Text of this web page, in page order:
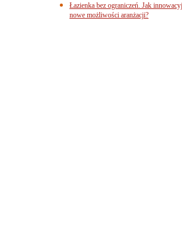
Łazienka bez ograniczeń. Jak
nowe możliwości aranżacji?